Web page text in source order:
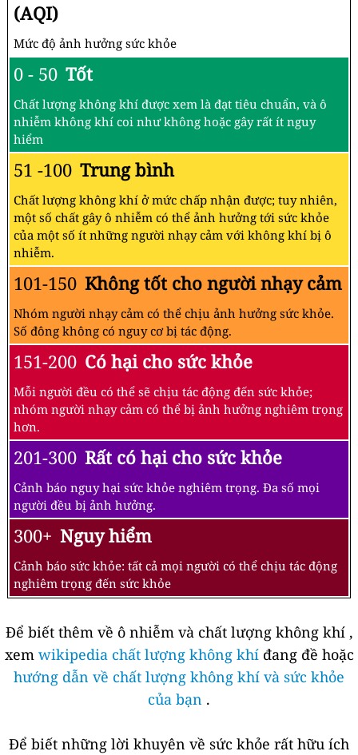
(AQI)
Mức độ ảnh hưởng sức khỏe
0 - 50 Tốt
Chất lượng không khí được xem là đạt tiêu chuẩn, và ô
nhiễm không khí coi như không hoặc gây rất ít nguy
hiểm
51 -100 Trung bình
Chất lượng không khí ở mức chấp nhận được; tuy nhiên,
một số chất gây ô nhiễm có thể ảnh hưởng tới sức khỏe
của một số ít những người nhạy cảm với không khí bị ô
nhiễm.
101-150 Không tốt cho người nhạy cảm
Nhóm người nhạy cảm có thể chịu ảnh hưởng sức khỏe.
Số đông không có nguy cơ bị tác động.
151-200 Có hại cho sức khỏe
Mỗi người đều có thể sẽ chịu tác động đến sức khỏe;
nhóm người nhạy cảm có thể bị ảnh hưởng nghiêm trọng
hơn.
201-300 Rất có hại cho sức khỏe
Cảnh báo nguy hại sức khỏe nghiêm trọng. Đa số mọi
người đều bị ảnh hưởng.
300+ Nguy hiểm
Cảnh báo sức khỏe: tất cả mọi người có thể chịu tác động
nghiêm trọng đến sức khỏe
Để biết thêm về ô nhiễm và chất lượng không khí ,
xem wikipedia chất lượng không khíđang đề hoặc
hướng dẫn về chất lượng không khí và sức khỏe
của bạn .
Để biết những lời khuyên về sức khỏe rất hữu ích